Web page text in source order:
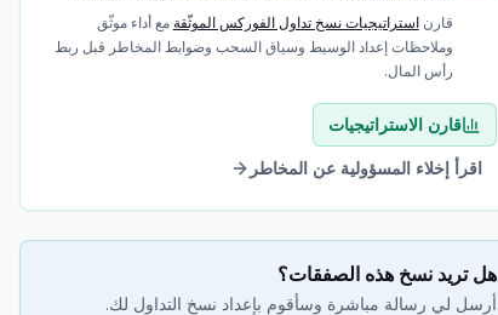
قارن استراتيجيات نسخ تداول الفوركس الموثّقة مع أداء موثّق
وملاحظات إعداد الوسيط وسياق السحب وضوابط المخاطر قبل ربط
رأس المال.
قارن الاستراتيجيات
اقرأ إخلاء المسؤولية عن المخاطر
هل تريد نسخ هذه الصفقات؟
أرسل لي رسالة مباشرة وسأقوم بإعداد نسخ التداول لك.